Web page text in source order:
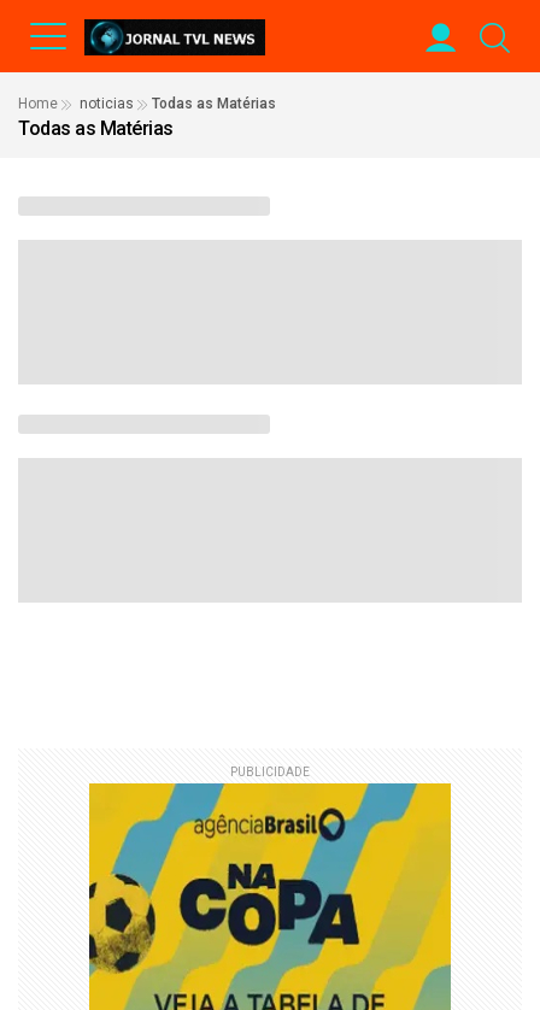
Home noticias Todas as Matérias
Todas as Matérias
PUBLICIDADE